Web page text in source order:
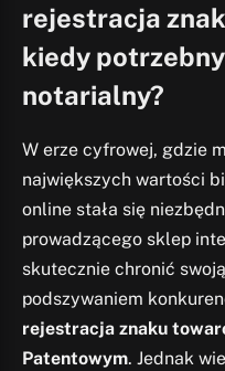
rejestracja
kiedy
notarialny?
W erze cyfrowej, gdzie
największych wartości
online stała się
prowadzącego sklep
skutecznie chronić
podszywaniem
rejestracja znaku
Patentowym. Jednak